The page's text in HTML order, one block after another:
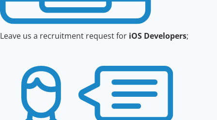
Leave us a recruitment request for iOS Developers;